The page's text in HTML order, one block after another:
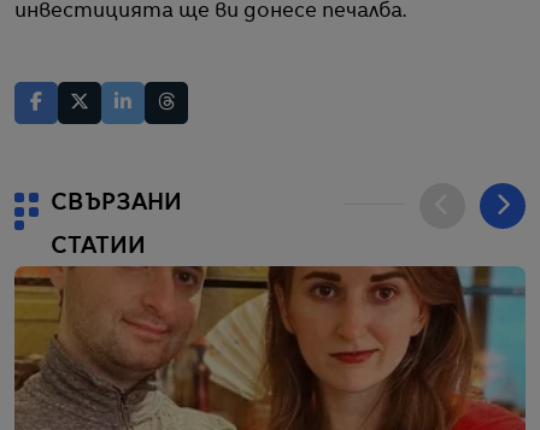
инвестицията ще ви донесе печалба.
СВЪРЗАНИ
СТАТИИ